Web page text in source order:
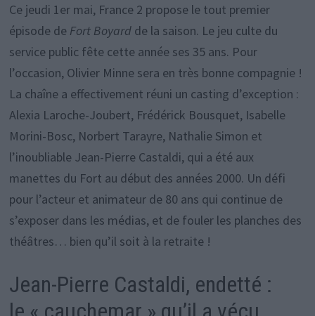
Ce jeudi 1er mai, France 2 propose le tout premier
épisode de Fort Boyard de la saison. Le jeu culte du
service public fête cette année ses 35 ans. Pour
l’occasion, Olivier Minne sera en très bonne compagnie !
La chaîne a effectivement réuni un casting d’exception :
Alexia Laroche-Joubert, Frédérick Bousquet, Isabelle
Morini-Bosc, Norbert Tarayre, Nathalie Simon et
l’inoubliable Jean-Pierre Castaldi, qui a été aux
manettes du Fort au début des années 2000. Un défi
pour l’acteur et animateur de 80 ans qui continue de
s’exposer dans les médias, et de fouler les planches des
théâtres… bien qu’il soit à la retraite !
Jean-Pierre Castaldi, endetté :